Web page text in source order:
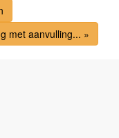
met aanvulling... »